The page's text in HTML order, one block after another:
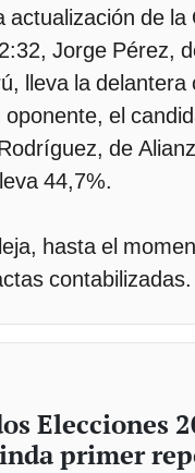
actualización de la
Jorge Pérez,
lleva la delantera
oponente, el
de
44,7%.
hasta el
contabilizadas.
Elecciones
primer